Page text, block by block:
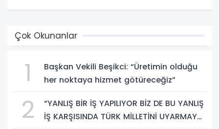
Çok Okunanlar
1
Başkan Vekili Beşikci: “Üretimin olduğu
her noktaya hizmet götüreceğiz”
2
“YANLIŞ BİR İŞ YAPILIYOR BİZ DE BU YANLIŞ
İŞ KARŞISINDA TÜRK MİLLETİNİ UYARMAYA